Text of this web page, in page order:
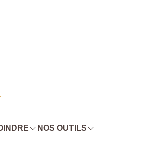
NOS OUTILS